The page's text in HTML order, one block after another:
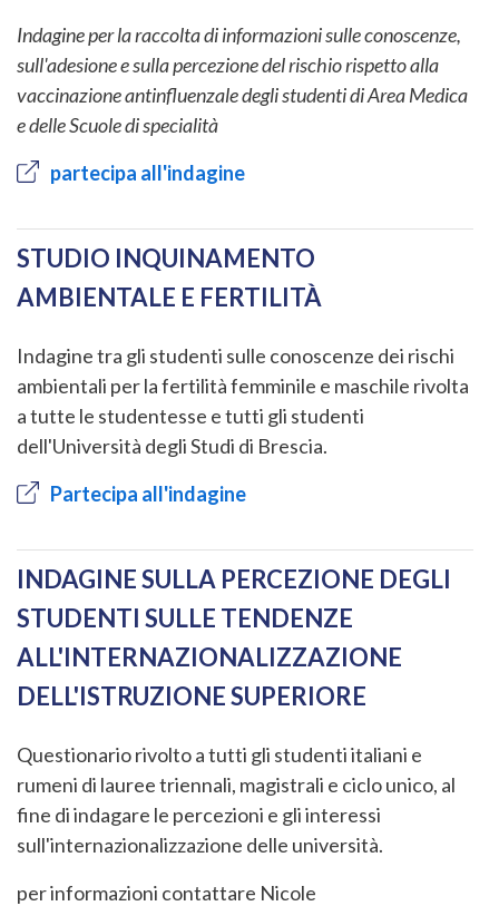
Indagine per la raccolta di informazioni sulle conoscenze,
sull'adesione e sulla percezione del rischio rispetto alla
vaccinazione antinfluenzale degli studenti di Area Medica
e delle Scuole di specialità
partecipa all'indagine
STUDIO INQUINAMENTO
AMBIENTALE E FERTILITÀ
Indagine tra gli studenti sulle conoscenze dei rischi
ambientali per la fertilità femminile e maschile rivolta
a tutte le studentesse e tutti gli studenti
dell'Università degli Studi di Brescia.
Partecipa all'indagine
INDAGINE SULLA PERCEZIONE DEGLI
STUDENTI SULLE TENDENZE
ALL'INTERNAZIONALIZZAZIONE
DELL'ISTRUZIONE SUPERIORE
Questionario rivolto a tutti gli studenti italiani e
rumeni di lauree triennali, magistrali e ciclo unico, al
fine di indagare le percezioni e gli interessi
sull'internazionalizzazione delle università.
per informazioni contattare Nicole